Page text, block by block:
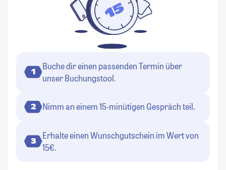
1
Buche dir einen passenden Termin über
unser Buchungstool.
2 Nimm an einem 15-minütigen Gespräch teil.
3
Erhalte einen Wunschgutschein im Wert von
15€.